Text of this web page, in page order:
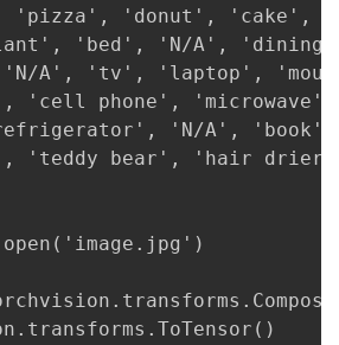
'pizza', 'donut', 'cake',
'bed', 'N/A', 'dining
A', 'tv', 'laptop',
'cell phone',
'N/A',
'teddy bear', 'hair